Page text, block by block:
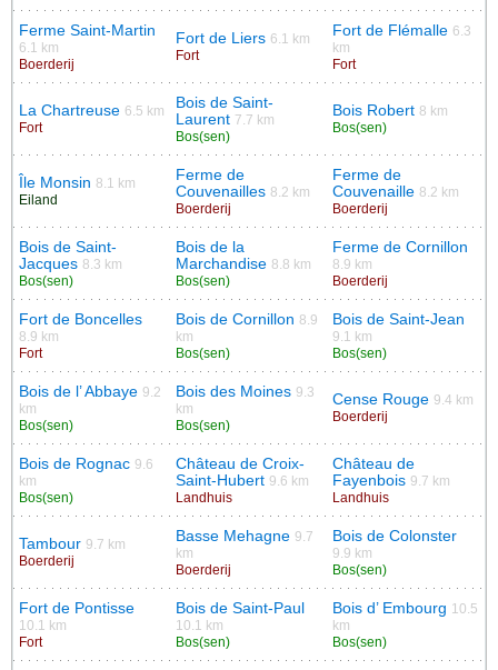
Ferme Saint-Martin
6.1 km
Boerderij
Fort de Liers 6.1 km
Fort
Fort de Flémalle 6.3
km
Fort
La Chartreuse 6.5 km
Fort
Bois de Saint-
Laurent 7.7 km
Bos(sen)
Bois Robert 8 km
Bos(sen)
Île Monsin 8.1 km
Eiland
Ferme de
Couvenailles 8.2 km
Boerderij
Ferme de
Couvenaille 8.2 km
Boerderij
Bois de Saint-
Jacques 8.3 km
Bos(sen)
Bois de la
Marchandise 8.8 km
Bos(sen)
Ferme de Cornillon
8.9 km
Boerderij
Fort de Boncelles
8.9 km
Fort
Bois de Cornillon 8.9
km
Bos(sen)
Bois de Saint-Jean
9.1 km
Bos(sen)
Bois de l’ Abbaye 9.2
km
Bos(sen)
Bois des Moines 9.3
km
Bos(sen)
Cense Rouge 9.4 km
Boerderij
Bois de Rognac 9.6
km
Bos(sen)
Château de Croix-
Saint-Hubert 9.6 km
Landhuis
Château de
Fayenbois 9.7 km
Landhuis
Tambour 9.7 km
Boerderij
Basse Mehagne 9.7
km
Boerderij
Bois de Colonster
9.9 km
Bos(sen)
Fort de Pontisse
10.1 km
Fort
Bois de Saint-Paul
10.1 km
Bos(sen)
Bois d’ Embourg 10.5
km
Bos(sen)